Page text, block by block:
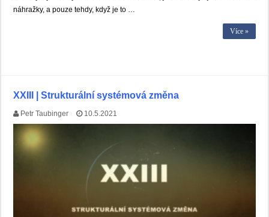
náhražky, a pouze tehdy, když je to …
Více »
XXIII | Strukturální systémová změna
Petr Taubinger 10.5.2021